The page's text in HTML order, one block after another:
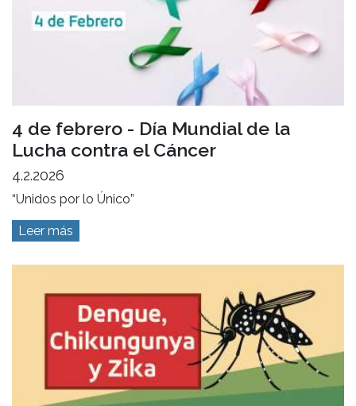
4 de febrero - Día Mundial de la
Lucha contra el Cáncer
4.2.2026
“Unidos por lo Único”
Leer más